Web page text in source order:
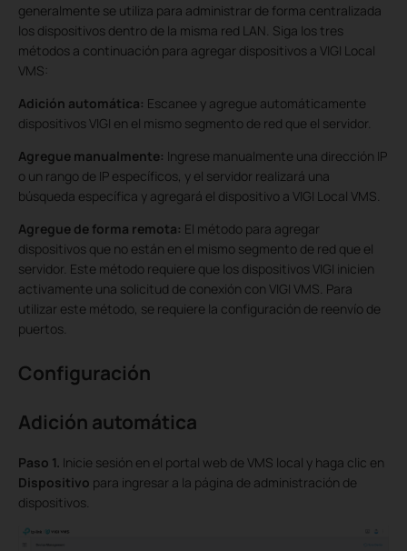
generalmente se utiliza para administrar de forma centralizada
los dispositivos dentro de la misma red LAN. Siga los tres
métodos a continuación para agregar dispositivos a VIGI Local
VMS:
Adición automática: Escanee y agregue automáticamente
dispositivos VIGI en el mismo segmento de red que el servidor.
Agregue manualmente: Ingrese manualmente una dirección IP
o un rango de IP específicos, y el servidor realizará una
búsqueda específica y agregará el dispositivo a VIGI Local VMS.
Agregue de forma remota: El método para agregar
dispositivos que no están en el mismo segmento de red que el
servidor. Este método requiere que los dispositivos VIGI inicien
activamente una solicitud de conexión con VIGI VMS. Para
utilizar este método, se requiere la configuración de reenvío de
puertos.
Configuración
Adición automática
Paso 1. Inicie sesión en el portal web de VMS local y haga clic en
Dispositivo para ingresar a la página de administración de
dispositivos.